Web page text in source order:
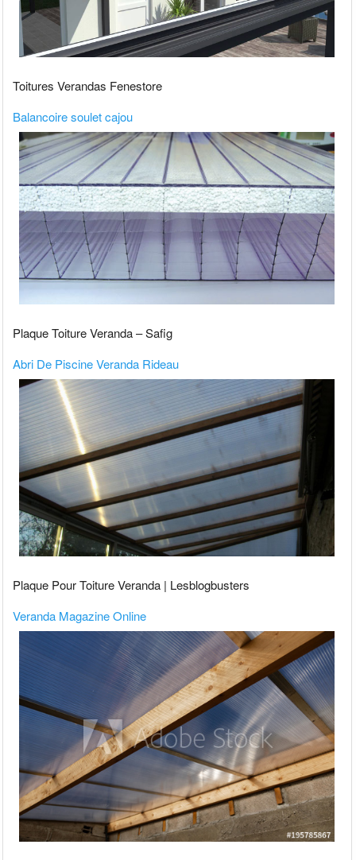
Toitures Verandas Fenestore
Balancoire soulet cajou
Plaque Toiture Veranda – Safig
Abri De Piscine Veranda Rideau
Plaque Pour Toiture Veranda | Lesblogbusters
Veranda Magazine Online